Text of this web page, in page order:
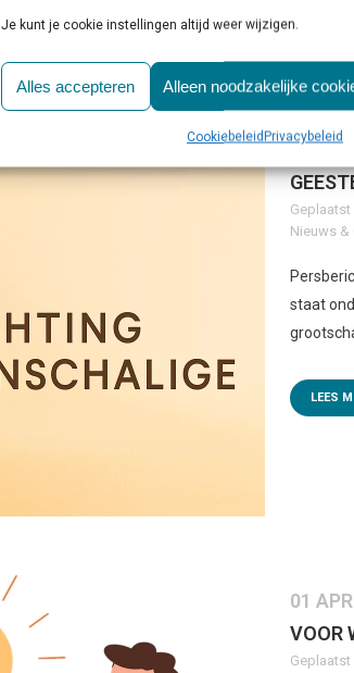
Je kunt je cookie instellingen altijd weer wijzigen.
Alles accepteren Alleen noodzakelijke
Cookiebeleid Privacybeleid
04 DEC
Geplaatst
Nieuws &
staat
LEES
01 APR
VOOR
Geplaatst